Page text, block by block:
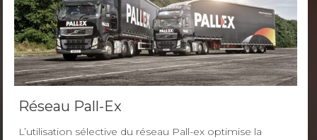
Réseau Pall-Ex
L’utilisation sélective du réseau Pall-ex optimise la